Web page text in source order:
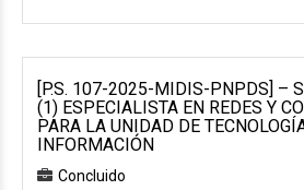
[P.S. 107-2025-MIDIS-PNPDS] –
(1) ESPECIALISTA EN REDES Y
PARA LA UNIDAD DE
INFORMACIÓN
Concluido